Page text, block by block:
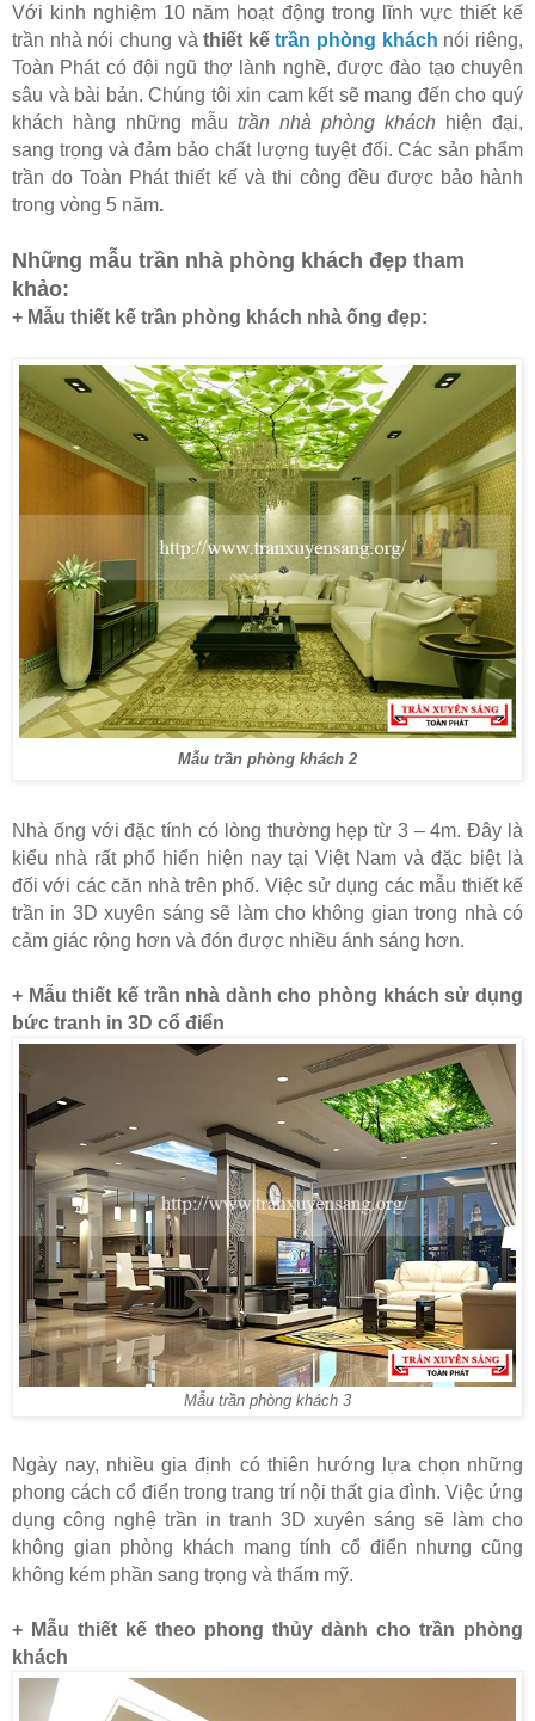
Với kinh nghiệm 10 năm hoạt động trong lĩnh vực thiết kế
trần nhà nói chung vàthiết kếtrần phòng khách nói riêng,
Toàn Phát có đội ngũ thợ lành nghề, được đào tạo chuyên
sâu và bài bản. Chúng tôi xin cam kết sẽ mang đến cho quý
khách hàng những mẫu trần nhà phòng khách hiện đại,
sang trọng và đảm bảo chất lượng tuyệt đối. Các sản phẩm
trần do Toàn Phát thiết kế và thi công đều được bảo hành
trong vòng 5 năm.
Những mẫu trần nhà phòng khách đẹp tham
khảo:
+ Mẫu thiết kế trần phòng khách nhà ống đẹp:
Mẫu trần phòng khách 2
Nhà ống với đặc tính có lòng thường hẹp từ 3 – 4m. Đây là
kiểu nhà rất phổ hiển hiện nay tại Việt Nam và đặc biệt là
đối với các căn nhà trên phố. Việc sử dụng các mẫu thiết kế
trần in 3D xuyên sáng sẽ làm cho không gian trong nhà có
cảm giác rộng hơn và đón được nhiều ánh sáng hơn.
+ Mẫu thiết kế trần nhà dành cho phòng khách sử dụng
bức tranh in 3D cổ điển
Mẫu trần phòng khách 3
Ngày nay, nhiều gia định có thiên hướng lựa chọn những
phong cách cổ điển trong trang trí nội thất gia đình. Việc ứng
dụng công nghệ trần in tranh 3D xuyên sáng sẽ làm cho
không gian phòng khách mang tính cổ điển nhưng cũng
không kém phần sang trọng và thẩm mỹ.
+ Mẫu thiết kế theo phong thủy dành cho trần phòng
khách